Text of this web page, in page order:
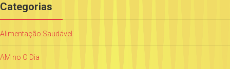
Categorias
Alimentação Saudável
AM no O Dia